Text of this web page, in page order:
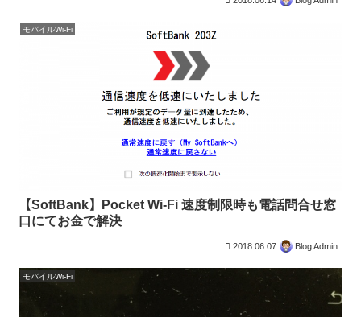
モバイルWi-Fi
【SoftBank】Pocket Wi-Fi 速度制限時も電話問合せ窓
口にてお金で解決
2018.06.07 Blog Admin
モバイルWi-Fi